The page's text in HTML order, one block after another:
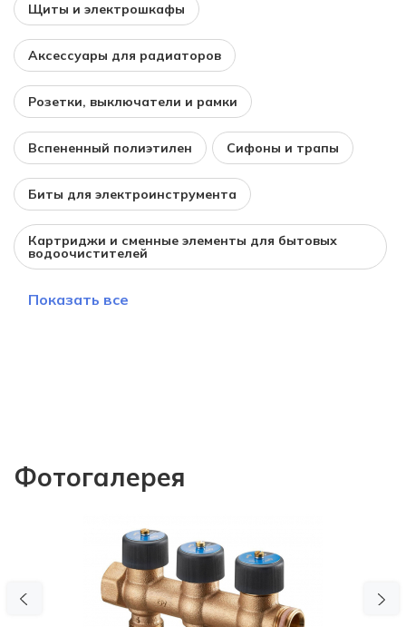
Щиты и электрошкафы
Аксессуары для радиаторов
Розетки, выключатели и рамки
Вспененный полиэтилен Сифоны и трапы
Биты для электроинструмента
Картриджи и сменные элементы для бытовых
водоочистителей
Показать все
Фотогалерея